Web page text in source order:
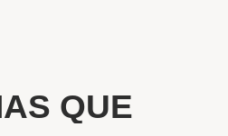
QUE